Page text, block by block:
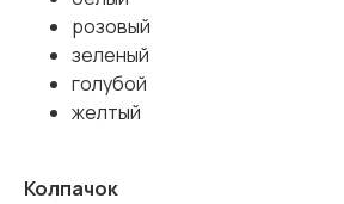
розовый
зеленый
голубой
желтый
Колпачок